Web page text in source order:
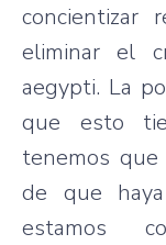
concientizar
eliminar el
aegypti. La
que esto
tenemos
de que
estamos